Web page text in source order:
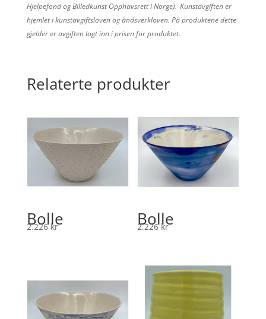
Hjelpefond og Billedkunst Opphavsrett i Norge). Kunstavgiften er
hjemlet i kunstavgiftsloven og åndsverkloven. På produktene dette
gjelder er avgiften lagt inn i prisen for produktet.
Relaterte produkter
Bolle
2.226kr Bolle
2.226kr